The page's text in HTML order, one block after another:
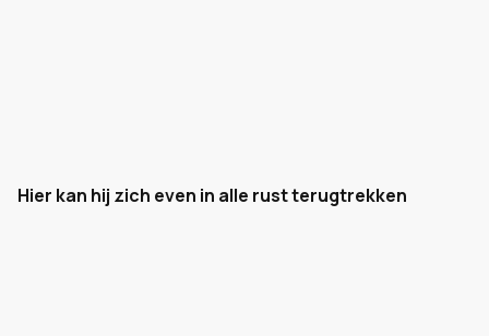
Hier kan hij zich even in alle rust terugtrekken